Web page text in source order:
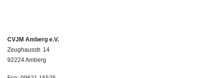
CVJM Amberg e.V.
Zeughausstr. 14
92224 Amberg